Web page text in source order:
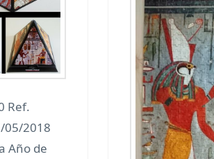
Ref.
05/2018
Año de